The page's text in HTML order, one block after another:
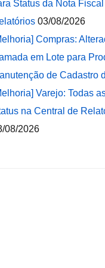
Status da Nota
03/08/2026
Compras:
em Lote para
de Cadastro
Varejo: Todas
na Central de
08/2026